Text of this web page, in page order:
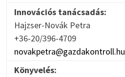
Innovációs tanácsadás:
Hajzser-Novák Petra
+36-20/396-4709
novakpetra@gazdakontroll.hu
Könyvelés: